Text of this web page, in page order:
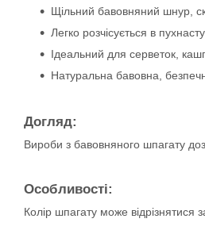
Щільний бавовняний шнур,
Легко розчісується в
Ідеальний для серветок,
Натуральна бавовна,
Догляд:
Вироби з бавовняного шпагату
Особливості:
Колір шпагату може